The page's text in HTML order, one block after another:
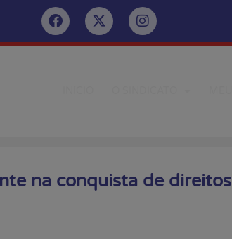
na conquista de direitos